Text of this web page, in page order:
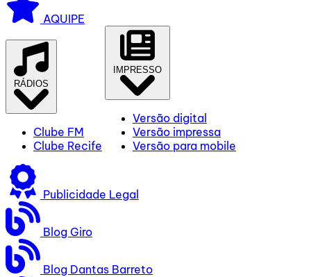
AQUIPE
RÁDIOS
Clube FM
Clube Recife
IMPRESSO
Versão digital
Versão impressa
Versão para mobile
Publicidade Legal
Blog Giro
Blog Dantas Barreto